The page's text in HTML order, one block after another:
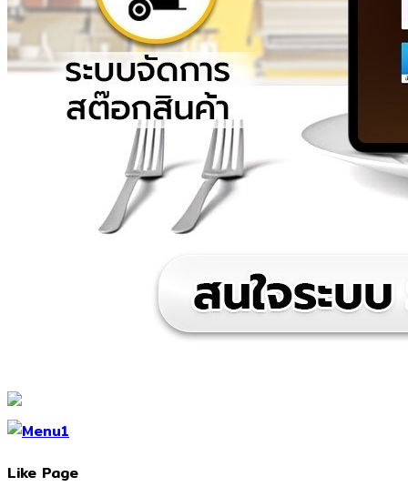
Like Page